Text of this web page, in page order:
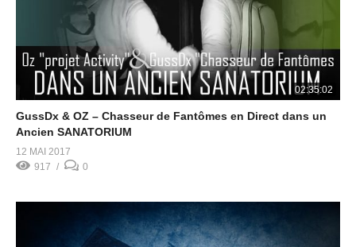
02:35:02
GussDx & OZ – Chasseur de Fantômes en Direct dans un
Ancien SANATORIUM
12 MAI 2017
917
0